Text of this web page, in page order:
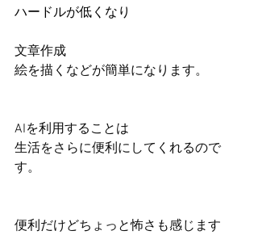
ハードルが低くなり
文章作成
絵を描くなどが簡単になります。
AIを利用することは
生活をさらに便利にしてくれるので
す。
便利だけどちょっと怖さも感じます